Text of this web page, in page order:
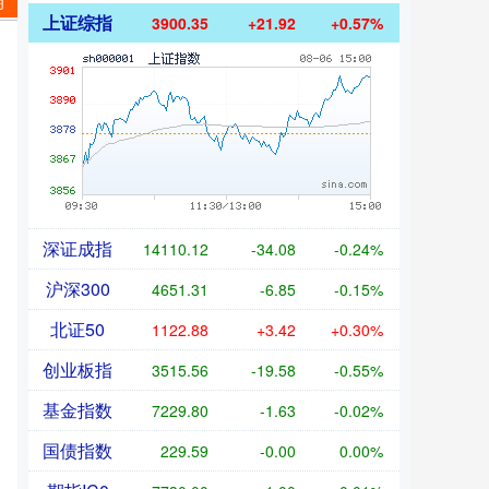
上证综指 3900.35 +21.92 +0.57%
深证成指 14110.12 -34.08 -0.24%
沪深300 4651.31 -6.85 -0.15%
北证50 1122.88 +3.42 +0.30%
创业板指 3515.56 -19.58 -0.55%
基金指数 7229.80 -1.63 -0.02%
国债指数 229.59 -0.00 0.00%